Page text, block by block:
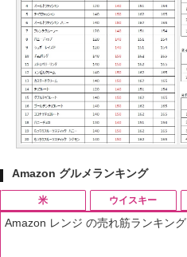
Amazon グルメランキング
米 ウイスキー
Amazon レンジ の売れ筋ランキング